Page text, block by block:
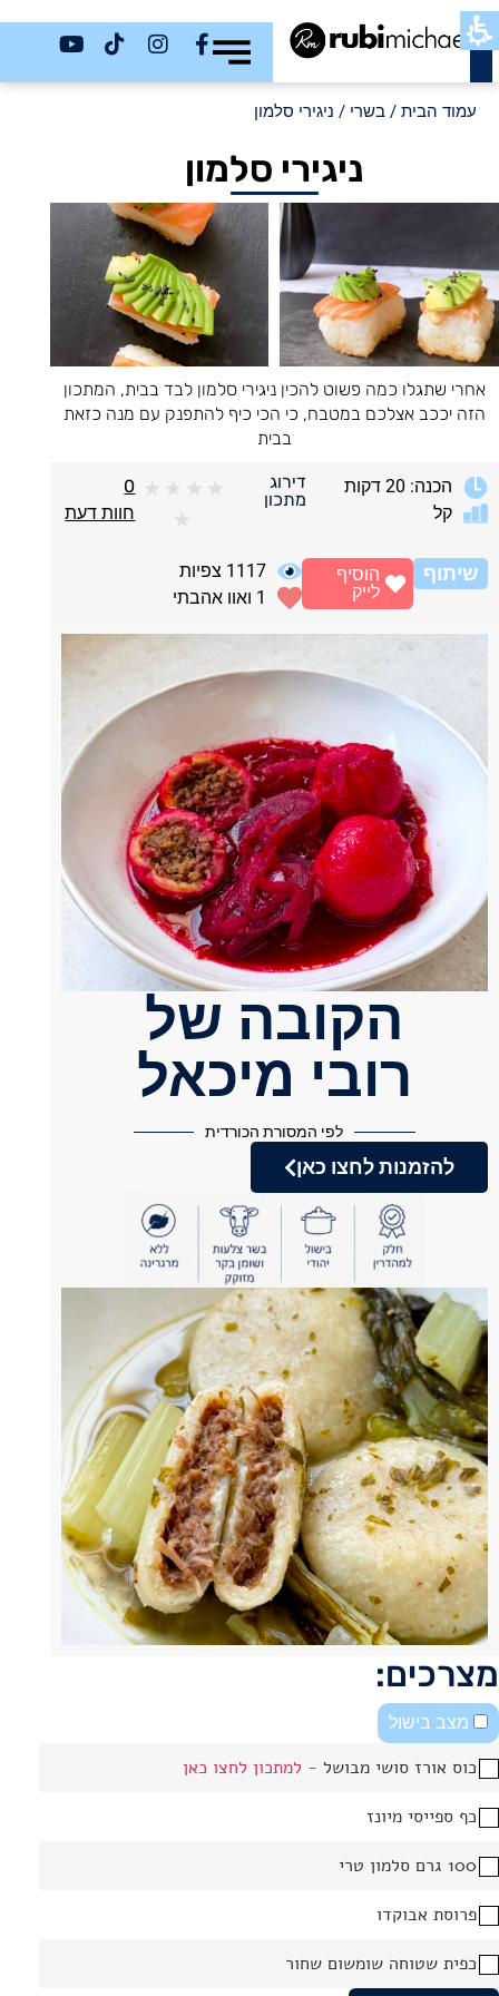
כשר
עמוד הבית / בשרי / ניגירי סלמון
ניגירי סלמון
אחרי שתגלו כמה פשוט להכין ניגירי סלמון לבד בבית, המתכון
הזה יככב אצלכם במטבח, כי הכי כיף להתפנק עם מנה כזאת
בבית
הכנה: 20 דקות
קל
דירוג
מתכון
★
★
★
★
★
0
חוות דעת
שיתוף 1117 צפיות
1 ואוו אהבתי
הוסיף
לייק
הקובה של
רובי מיכאל
לפי המסורת הכורדית
להזמנות לחצו כאן
מצרכים:
מצב בישול
כוס אורז סושי מבושל - למתכון לחצו כאן
כף ספייסי מיונז
100 גרם סלמון טרי
פרוסת אבוקדו
כפית שטוחה שומשום שחור